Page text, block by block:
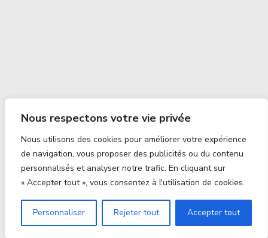
Nous respectons votre vie privée
Nous utilisons des cookies pour améliorer votre expérience
de navigation, vous proposer des publicités ou du contenu
personnalisés et analyser notre trafic. En cliquant sur
« Accepter tout », vous consentez à l'utilisation de cookies.
Personnaliser Rejeter tout Accepter tout